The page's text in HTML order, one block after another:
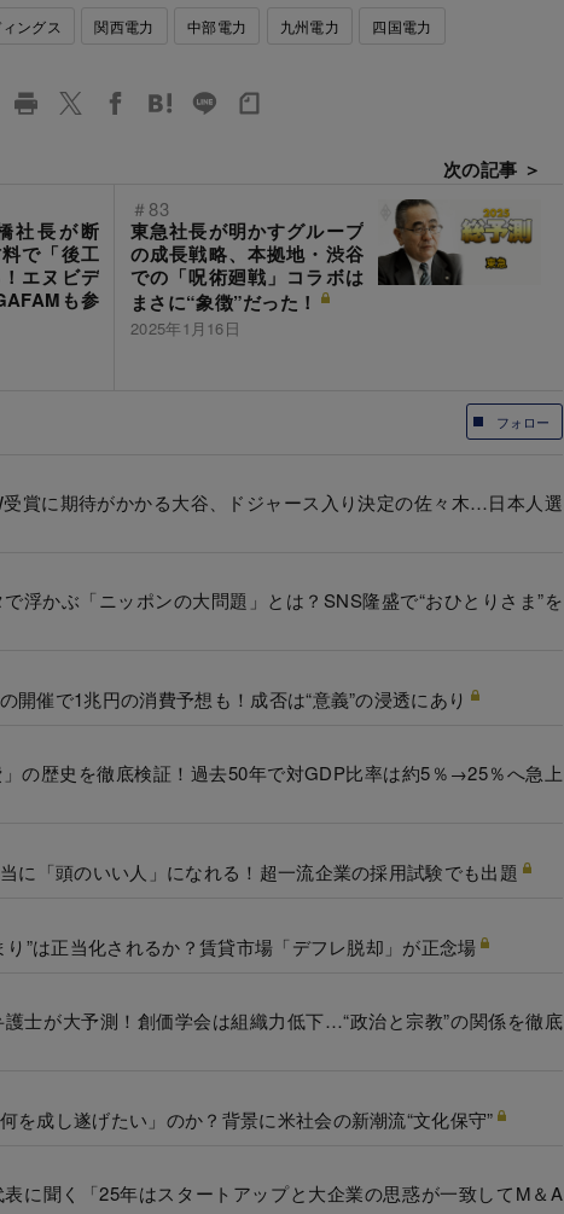
ングス 関西電力 中部電力 九州電力 四国電力
社長が断
で「後工
エヌビデ
も参
次の記事 ＞
＃83
東急社長が明かすグループ
の成長戦略、本拠地・渋谷
での「呪術廻戦」コラボは
まさに“象徴”だった！
2025年1月16日
フォロー
受賞に期待がかかる大谷、ドジャース入り決定の佐々木…日本人選
浮かぶ「ニッポンの大問題」とは？SNS隆盛で“おひとりさま”を
開催で1兆円の消費予想も！成否は“意義”の浸透にあり
の歴史を徹底検証！過去50年で対GDP比率は約5％→25％へ急上
に「頭のいい人」になれる！超一流企業の採用試験でも出題
り”は正当化されるか？賃貸市場「デフレ脱却」が正念場
護士が大予測！創価学会は組織力低下…“政治と宗教”の関係を徹底
を成し遂げたい」のか？背景に米社会の新潮流“文化保守”
に聞く「25年はスタートアップと大企業の思惑が一致してM＆A